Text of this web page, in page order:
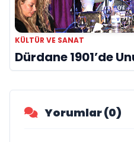
KÜLTÜR VE SANAT
Dürdane 1901’de
Yorumlar (0)